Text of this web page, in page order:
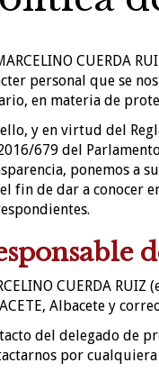
CUERDA
personal que se
en materia de
y en virtud del
679 del
ponemos a
fin de dar a conocer
CUERDA RUIZ
, Albacetey
del delegado de
por